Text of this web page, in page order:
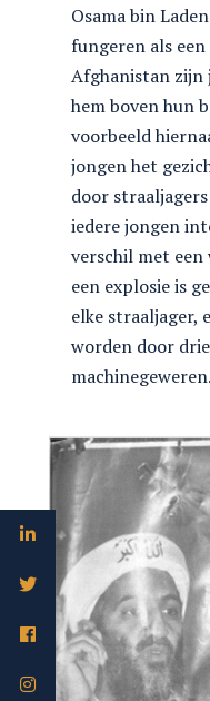
Osama bin
fungeren als
Afghanistan zijn
hem boven hun
voorbeeld
jongen het
door
iedere jongen
verschil met
een explosie is
elke straaljager,
worden door
machinegeweren.